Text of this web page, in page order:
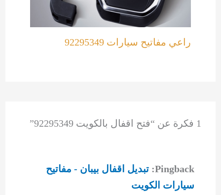
راعي مفاتيح سيارات 92295349
1 فكرة عن “فتح اقفال بالكويت 92295349”
Pingback: تبديل اقفال بيبان - مفاتيح
سيارات الكويت